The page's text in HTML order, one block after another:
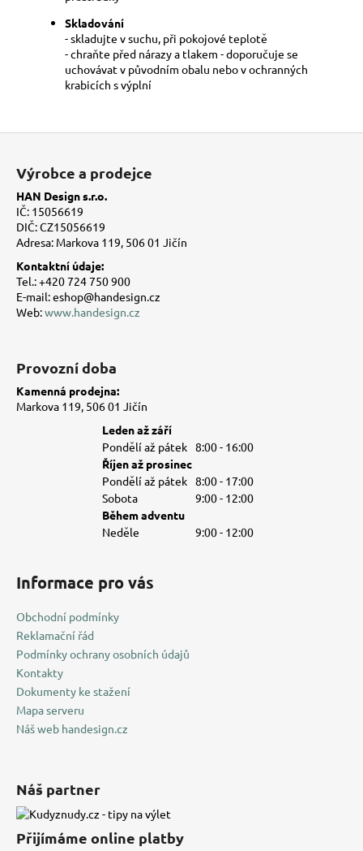
Skladování
- skladujte v suchu, při pokojové teplotě
- chraňte před nárazy a tlakem - doporučuje se
uchovávat v původním obalu nebo v ochranných
krabicích s výplní
Výrobce a prodejce
HAN Design s.r.o.
IČ: 15056619
DIČ: CZ15056619
Adresa: Markova 119, 506 01 Jičín
Kontaktní údaje:
Tel.: +420 724 750 900
E-mail: eshop@handesign.cz
Web:www.handesign.cz
Provozní doba
Kamenná prodejna:
Markova 119, 506 01 Jičín
Leden až září
Pondělí až pátek 8:00 - 16:00
Říjen až prosinec
Pondělí až pátek 8:00 - 17:00
Sobota
9:00 - 12:00
Během adventu
Neděle
9:00 - 12:00
Informace pro vás
Obchodní podmínky
Reklamační řád
Podmínky ochrany osobních údajů
Kontakty
Dokumenty ke stažení
Mapa serveru
Náš web handesign.cz
Náš partner
Přijímáme online platby